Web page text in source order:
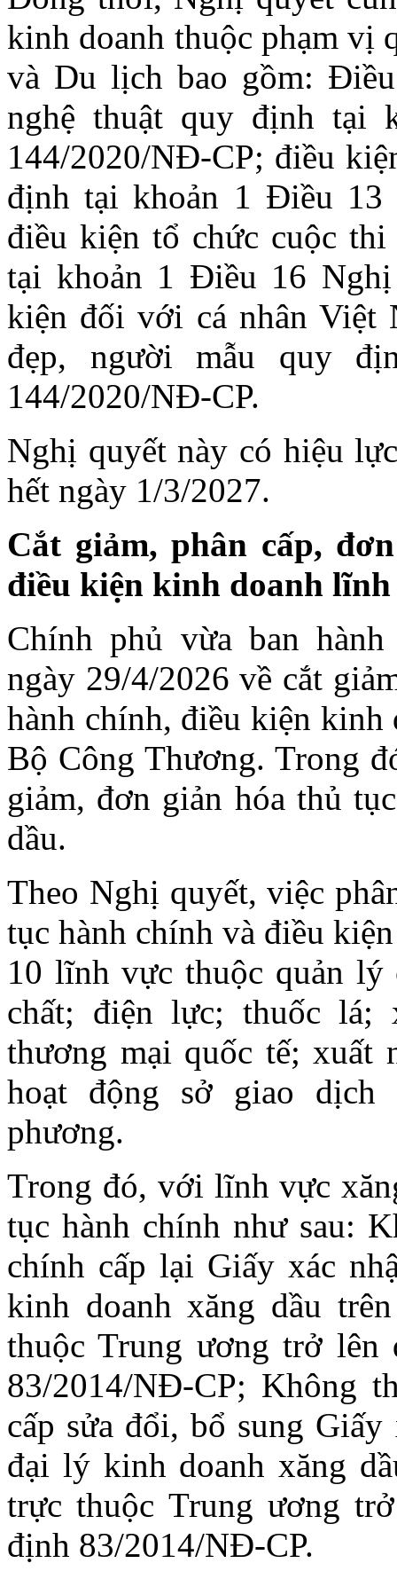
kinh doanh thuộc phạm vị
và Du lịch bao gồm:
nghệ thuật quy định tại
144/2020/NĐ-CP; điều
định tại khoản 1 Điều 13
điều kiện tổ chức cuộc
tại khoản 1 Điều 16
kiện đối với cá nhân Việt
đẹp, người mẫu quy
144/2020/NĐ-CP.
Nghị quyết này có hiệu
hết ngày 1/3/2027.
Cắt giảm, phân cấp,
điều kiện kinh doanh
Chính phủ vừa ban
ngày 29/4/2026 về cắt
hành chính, điều kiện kinh
Bộ Công Thương. Trong
giảm, đơn giản hóa thủ
dầu.
Theo Nghị quyết, việc
tục hành chính và điều
10 lĩnh vực thuộc quản lý
chất; điện lực; thuốc lá;
thương mại quốc tế; xuất
hoạt động sở giao dịch
phương.
Trong đó, với lĩnh vực
tục hành chính như sau:
chính cấp lại Giấy xác
kinh doanh xăng dầu
thuộc Trung ương trở
83/2014/NĐ-CP; Không
cấp sửa đổi, bổ sung
đại lý kinh doanh xăng
trực thuộc Trung ương
định 83/2014/NĐ-CP.